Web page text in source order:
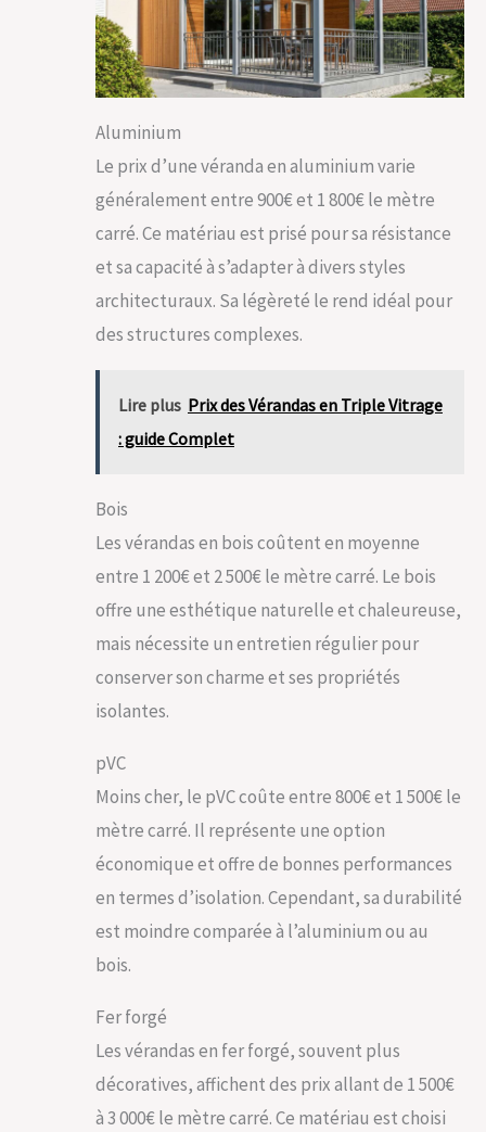
Aluminium
Le prix d’une véranda en aluminium varie
généralement entre 900€ et 1 800€ le mètre
carré. Ce matériau est prisé pour sa résistance
et sa capacité à s’adapter à divers styles
architecturaux. Sa légèreté le rend idéal pour
des structures complexes.
Lire plus Prix des Vérandas en Triple Vitrage
: guide Complet
Bois
Les vérandas en bois coûtent en moyenne
entre 1 200€ et 2 500€ le mètre carré. Le bois
offre une esthétique naturelle et chaleureuse,
mais nécessite un entretien régulier pour
conserver son charme et ses propriétés
isolantes.
pVC
Moins cher, le pVC coûte entre 800€ et 1 500€ le
mètre carré. Il représente une option
économique et offre de bonnes performances
en termes d’isolation. Cependant, sa durabilité
est moindre comparée à l’aluminium ou au
bois.
Fer forgé
Les vérandas en fer forgé, souvent plus
décoratives, affichent des prix allant de 1 500€
à 3 000€ le mètre carré. Ce matériau est choisi